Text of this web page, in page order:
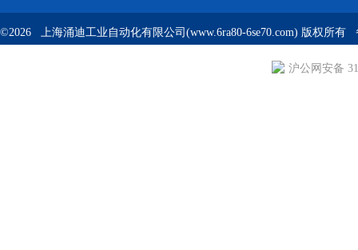
©2026 上海涌迪工业自动化有限公司(www.6ra80-6se70.com) 版权所有
沪公网安备